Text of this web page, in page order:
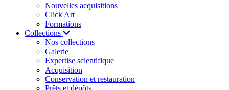
Nouvelles acquisitions
Click'Art
Formations
Collections
Nos collections
Galerie
Expertise scientifique
Acquisition
Conservation et restauration
Prêts et dépôts